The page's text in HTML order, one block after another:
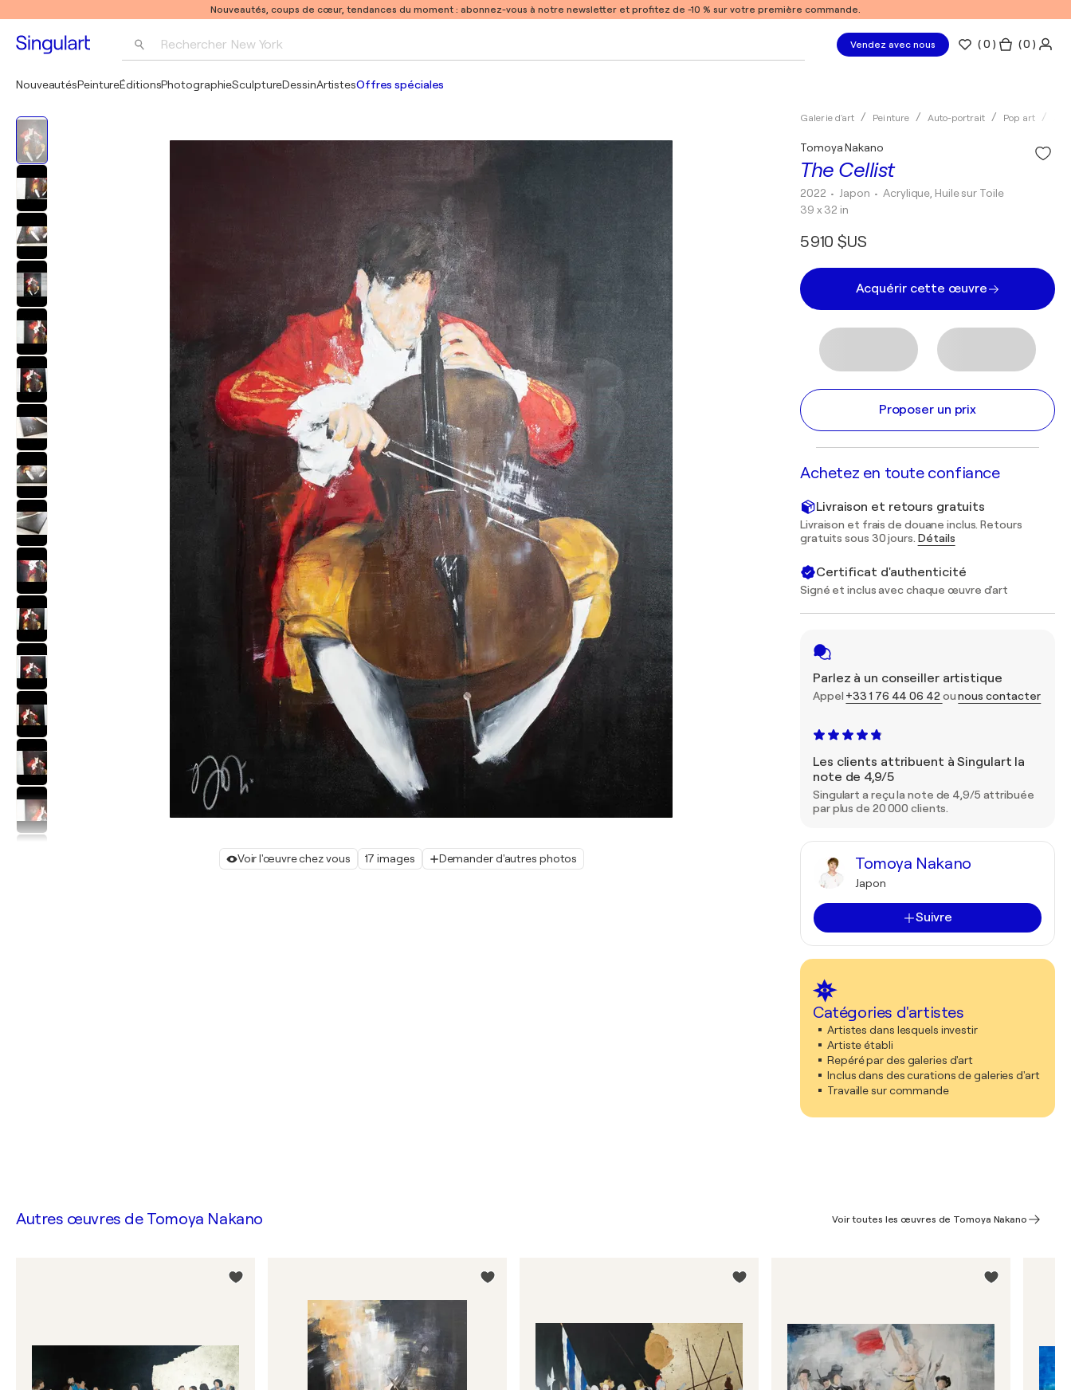
Nouveautés, coups de cœur, tendances du moment : abonnez-vous à notre newsletter et profitez de -10 % sur votre première commande.
Rechercher New York
Pablo Picasso
Vendez avec nous (0 ) ( 0 )
NouveautésPeintureÉditionsPhotographieSculptureDessinArtistesOffres spéciales
Voir l'œuvre chez vous 17 images Demander d'autres photos
Galerie d'art Peinture Auto-portrait Pop art
The Cellist
Tomoya Nakano
2022 • Japon •Acrylique, Huile sur Toile
39 x 32 in
5 910 $US
Acquérir cette œuvre
Proposer un prix
Achetez en toute confiance
Livraison et retours gratuits
Livraison et frais de douane inclus. Retours
gratuits sous 30 jours. Détails
Certificat d'authenticité
Signé et inclus avec chaque œuvre d'art
Parlez à un conseiller artistique
Appel +33 1 76 44 06 42 ounous contacter
Les clients attribuent à Singulart la
note de 4,9/5
Singulart a reçu la note de 4,9/5 attribuée
par plus de 20 000 clients.
Tomoya Nakano
Japon
Suivre
Catégories d'artistes
Artistes dans lesquels investir
Artiste établi
Repéré par des galeries d'art
Inclus dans des curations de galeries d'art
Travaille sur commande
Autres œuvres de Tomoya Nakano Voir toutes les œuvres de Tomoya Nakano